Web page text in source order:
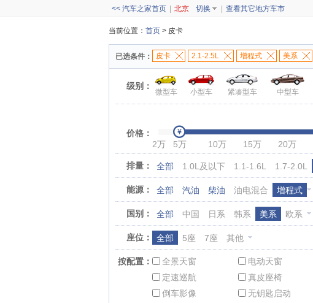
<< 汽车之家首页 北京 切换 查看其它地方车市
当前位置： 首页 > 皮卡
已选条件： 皮卡 2.1-2.5L 增程式 美系
级别：
微型车 小型车 紧凑型车 中型车
价格：
2万 5万 10万 15万 20万
排量： 全部 1.0L及以下 1.1-1.6L 1.7-2.0L
能源： 全部 汽油 柴油 油电混合 增程式
国别： 全部 中国 日系 韩系 美系 欧系
座位： 全部 5座 7座 其他
按配置： 全景天窗 电动天窗
定速巡航
真皮座椅
倒车影像
无钥匙启动